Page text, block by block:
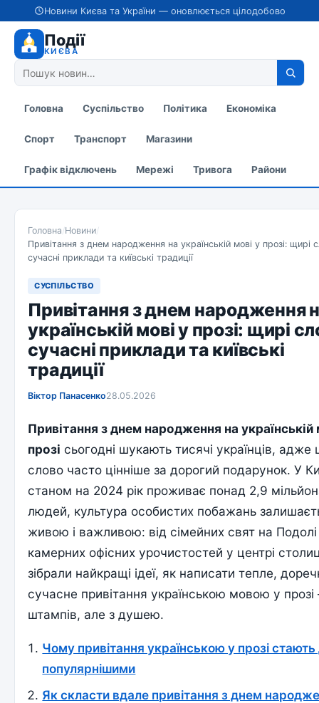
Новини Києва та України — оновлюється цілодобово
Події
КИЄВА
Головна Суспільство Політика Економіка
Спорт Транспорт Магазини
Графік відключень Мережі Тривога Райони
Головна/Новини/
Привітання з днем народження на українській мові у прозі: щирі
сучасні приклади та київські традиції
СУСПІЛЬСТВО
Привітання з днем народження
українській мові у прозі: щирі
сучасні приклади та київські
традиції
Віктор Панасенко28.05.2026
Привітання з днем народження на українській
прозі сьогодні шукають тисячі українців,
слово часто цінніше за дорогий подарунок. У
станом на 2024 рік проживає понад 2,9
людей, культура особистих побажань
живою і важливою: від сімейних свят на
камерних офісних урочистостей у центрі
зібрали найкращі ідеї, як написати тепле,
сучасне привітання українською мовою у
штампів, але з душею.
Чому привітання українською у прозі стають
популярнішими
Як скласти вдале привітання з днем